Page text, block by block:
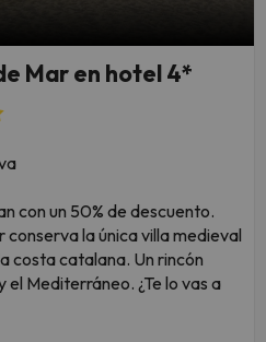
Mar en hotel 4*
con un 50% de descuento.
conserva la única villa medieval
costa catalana. Un rincón
el Mediterráneo. ¿Te lo vas a